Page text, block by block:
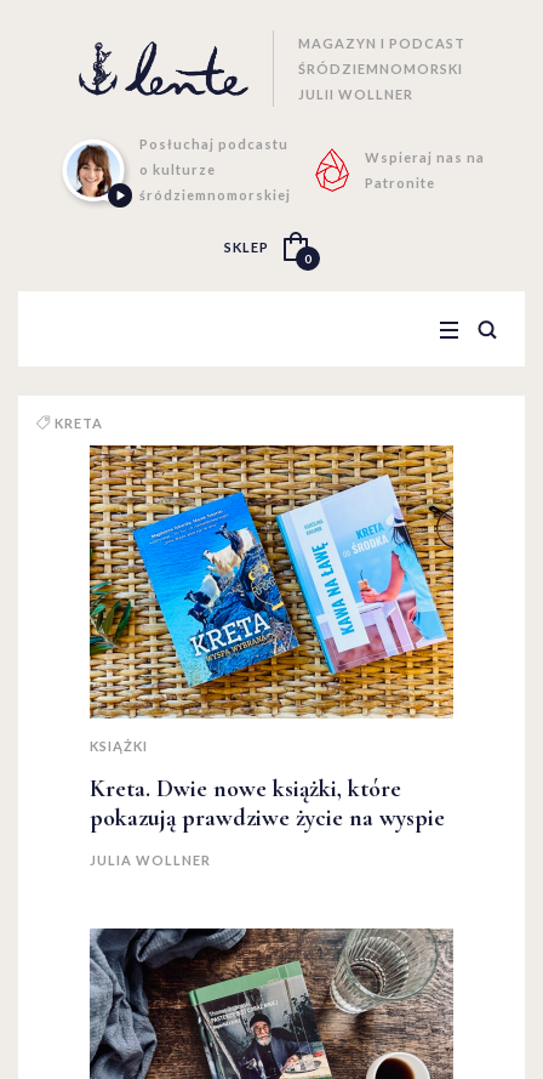
MAGAZYN I PODCAST
ŚRÓDZIEMNOMORSKI
JULII WOLLNER
Posłuchaj podcastu
o kulturze
śródziemnomorskiej
Wspieraj nas na
Patronite
SKLEP
0
KRETA
KSIĄŻKI
Kreta. Dwie nowe książki, które
pokazują prawdziwe życie na wyspie
JULIA WOLLNER